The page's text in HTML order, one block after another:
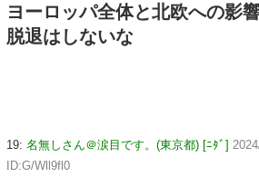
ヨーロッパ全体と北欧への影
脱退はしないな
19: 名無しさん＠涙目です。(東京都) [ﾆﾀﾞ]
ID:G/Wll9fl0